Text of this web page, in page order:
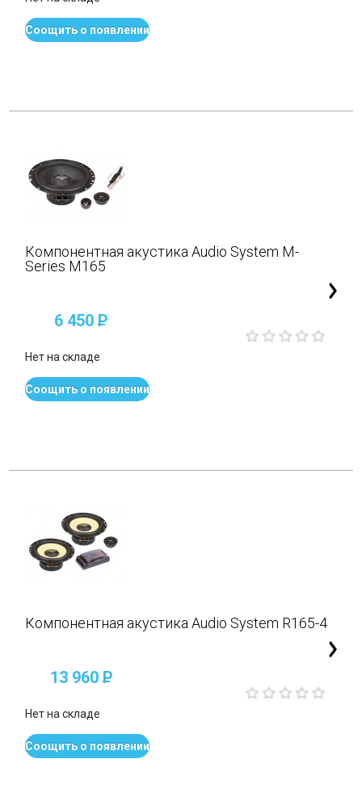
Соощить о появлении
Компонентная акустика Audio System M-
Series M165
6 450P
Нет на складе
Соощить о появлении
Компонентная акустика Audio System R165-4
13 960 P
Нет на складе
Соощить о появлении